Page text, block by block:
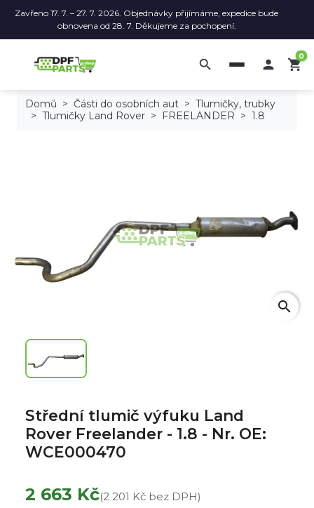
Zavřeno 17. 7. – 27. 7. 2026. Objednávky přijímáme, expedice bude
obnovena od 28. 7. Děkujeme za pochopení.
search  shopping_cart
0
Domů Části do osobních aut
Tlumičky, trubky
Tlumičky Land Rover
FREELANDER 1.8
search
Střední tlumič výfuku Land
Rover Freelander - 1.8 - Nr. OE:
WCE000470
2 663 Kč(2 201 Kč bez DPH)